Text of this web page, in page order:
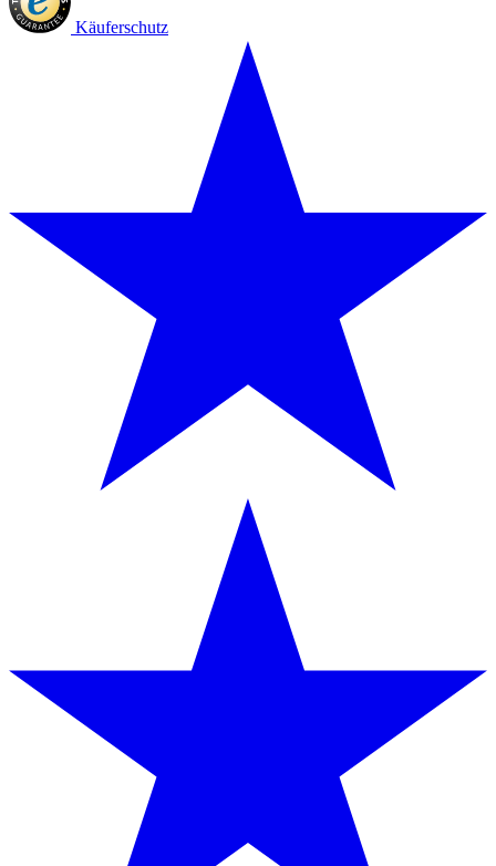
Käuferschutz